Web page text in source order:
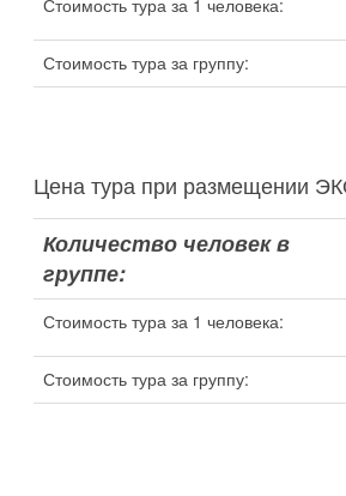
Стоимость тура за группу:
Цена тура при размещении
Количество человек в
группе:
Стоимость тура за 1 человека:
Стоимость тура за группу: